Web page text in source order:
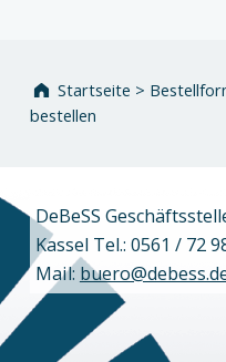
Startseite >
bestellen
DeBeSS
Kassel Tel.: 0561 / 72
Mail: